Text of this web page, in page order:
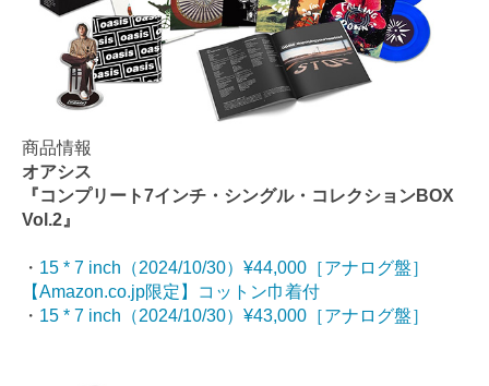
商品情報
オアシス
『コンプリート7インチ・シングル・コレクションBOX
Vol.2』
・ 15 * 7 inch（2024/10/30）¥44,000［アナログ盤］
【Amazon.co.jp限定】コットン巾着付
・ 15 * 7 inch（2024/10/30）¥43,000［アナログ盤］